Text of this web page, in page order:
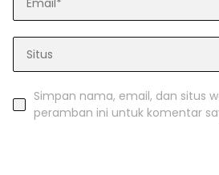
Simpan nama, email, dan situs
peramban ini untuk komentar